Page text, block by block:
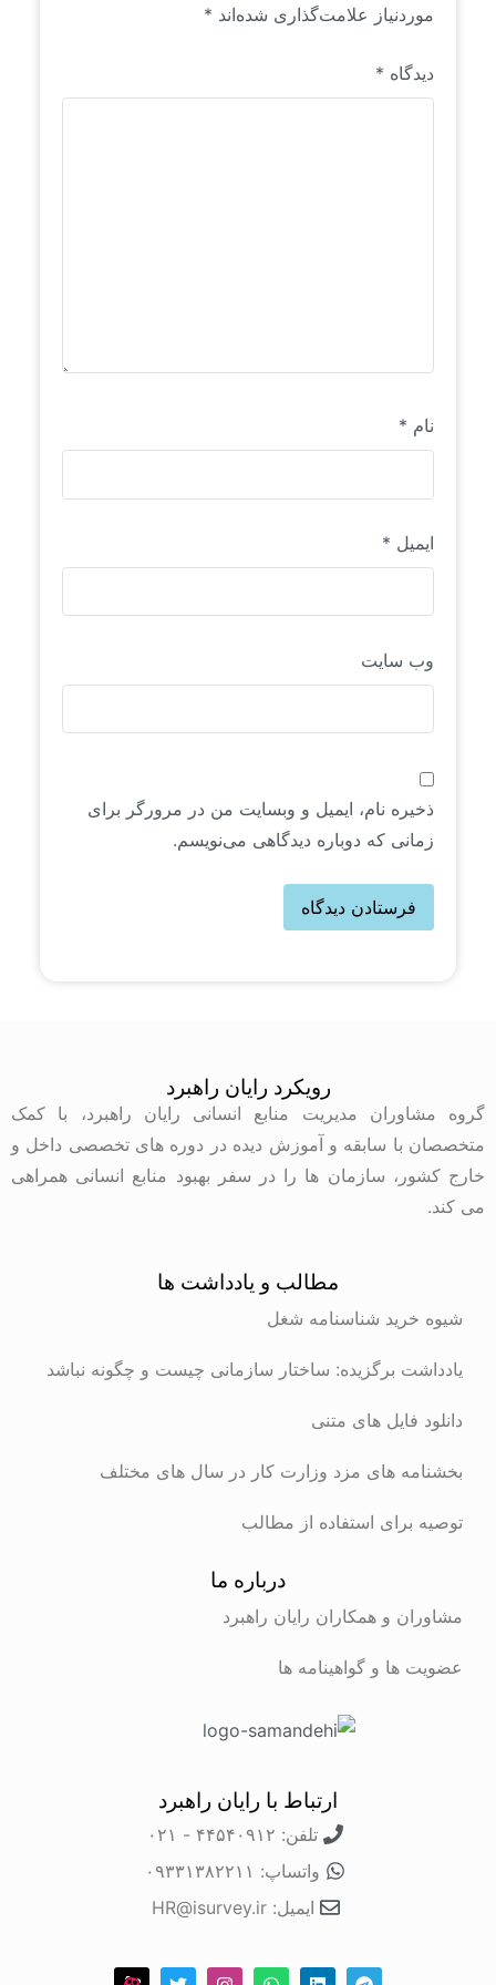
موردنیاز علامت‌گذاری شده‌اند *
دیدگاه *
نام *
ایمیل *
وب‌ سایت
ذخیره نام، ایمیل و وبسایت من در مرورگر برای
زمانی که دوباره دیدگاهی می‌نویسم.
رویکرد رایان راهبرد
گروه مشاوران مدیریت منابع انسانی رایان راهبرد، با کمک
متخصصان با سابقه و آموزش دیده در دوره های تخصصی داخل و
خارج کشور، سازمان ها را در سفر بهبود منابع انسانی همراهی
می کند.
مطالب و یادداشت ها
شیوه خرید شناسنامه شغل
یادداشت برگزیده: ساختار سازمانی چیست و چگونه نباشد
دانلود فایل های متنی
بخشنامه های مزد وزارت کار در سال های مختلف
توصیه برای استفاده از مطالب
درباره ما
مشاوران و همکاران رایان راهبرد
عضویت ها و گواهینامه ها
ارتباط با رایان راهبرد
تلفن: ۴۴۵۴۰۹۱۲ - ۰۲۱
واتساپ: ۰۹۳۳۱۳۸۲۲۱۱
ایمیل: HR@isurvey.ir